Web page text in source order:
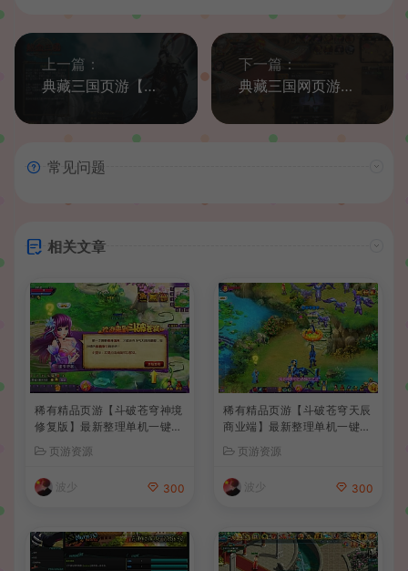
上一篇：
典藏三国页游【热血三国】最新整理Win系单机一键即玩服务端+GM工具+详细搭建教程
下一篇：
典藏三国网页游戏【战将传说】最新整理Win系一键即玩服务端+GM工具+详细搭建教程
常见问题
相关文章
稀有精品页游【斗破苍穹神境
修复版】最新整理单机一键即
玩镜像端+Linux手工服务端
+管理后台+详细搭建教程
页游资源
波少 300
稀有精品页游【斗破苍穹天辰
商业端】最新整理单机一键即
玩镜像端+Linux手工服务端
+管理后台+详细搭建教程+视
频教程
页游资源
波少 300